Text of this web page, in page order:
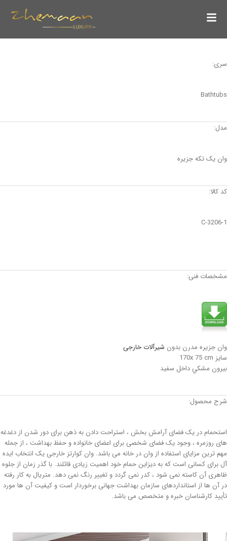
سری:
Bathtubs
مدل:
وان یک تکه جزیره
کد کالا:
C-3206-1
مشخصات فنی:
وان جزیره مدرن بدون شيرآلات خارجی
سايز 170x 75 cm
بيرون مشكي داخل سفيد
شرح محصول:
استحمام در یک فضای آرامش بخش ، استراحت دادن به ذهن برای دور شدن از دغدغه
های روزمره ، وجود یک فضای شخصی برای اعضای خانواده و حفظ بهداشت ، از جمله
مهم ترین مزایای استفاده از وان در خانه می باشد. وان کوارتز خارجی یک انتخاب ایده
آل برای کسانی است که به دیزاین حمام خود اهمیت زیادی قائلند. با گذر زمان از جلوه
ظاهری آن کاسته نمی شود ، کدر نمی گردد و تغییر رنگ نمی دهد. متریال به کار رفته
در آن ها از استانداردهای سازمان بهداشت جهانی برخوردار است و کیفیت آن ها مورد
تأیید کارشناسان خبره و متخصص می باشد.